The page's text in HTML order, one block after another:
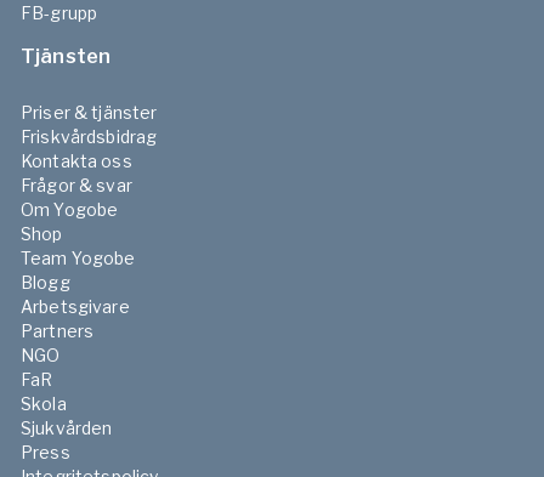
FB-grupp
Tjänsten
Priser & tjänster
Friskvårdsbidrag
Kontakta oss
Frågor & svar
Om Yogobe
Shop
Team Yogobe
Blogg
Arbetsgivare
Partners
NGO
FaR
Skola
Sjukvården
Press